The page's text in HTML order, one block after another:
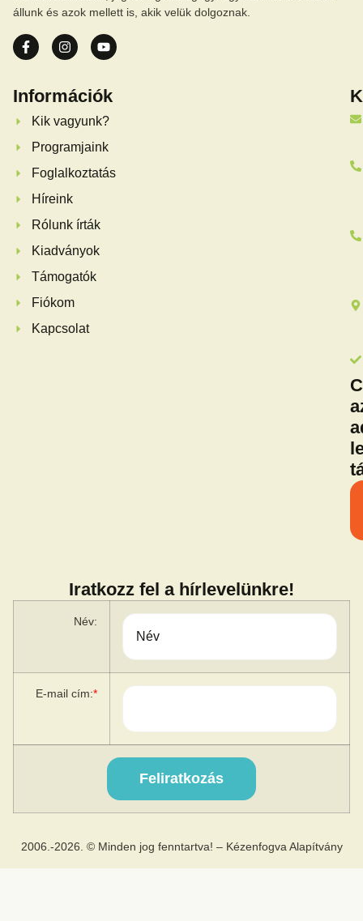
állunk és azok mellett is, akik velük dolgoznak.
Információk
Kik vagyunk?
Programjaink
Foglalkoztatás
Híreink
Rólunk írták
Kiadványok
Támogatók
Fiókom
Kapcsolat
Iratkozz fel a hírlevelünkre!
Név:
E-mail cím:*
2006.-2026. © Minden jog fenntartva! – Kézenfogva Alapítvány